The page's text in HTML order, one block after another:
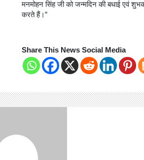
मनमोहन सिंह जी को जन्मदिन की बधाई एवं
करते हैं।”
Share This News Social Media